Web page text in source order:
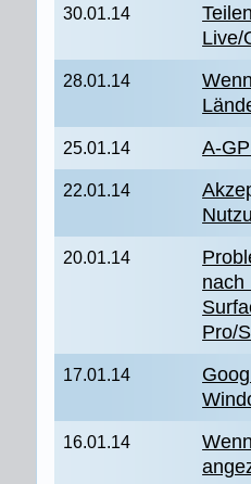
30.01.14
Live/
28.01.14
25.01.14 A-
22.01.14
20.01.14
nach
Pro/
17.01.14
16.01.14